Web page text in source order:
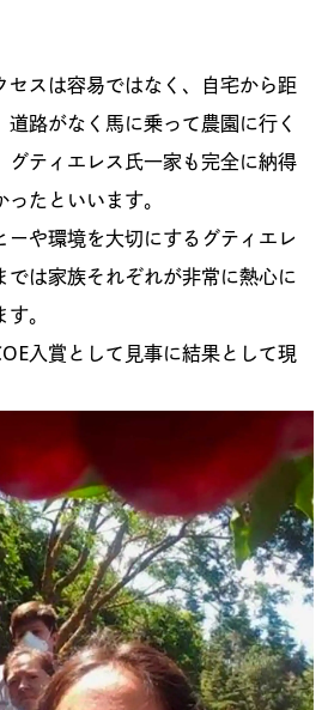
セスは容易ではなく、自宅から距
路がなく馬に乗って農園に行く
グティエレス氏一家も完全に納得
たといいます。
ーや環境を大切にするグティエレ
では家族それぞれが非常に熱心に
。
入賞として見事に結果として現